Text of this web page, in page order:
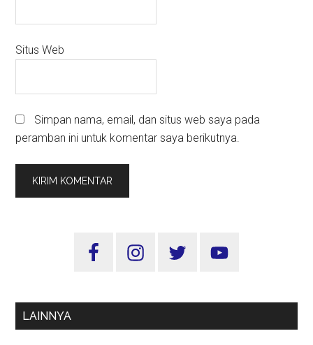
Situs Web
Simpan nama, email, dan situs web saya pada
peramban ini untuk komentar saya berikutnya.
Sidebar
LAINNYA